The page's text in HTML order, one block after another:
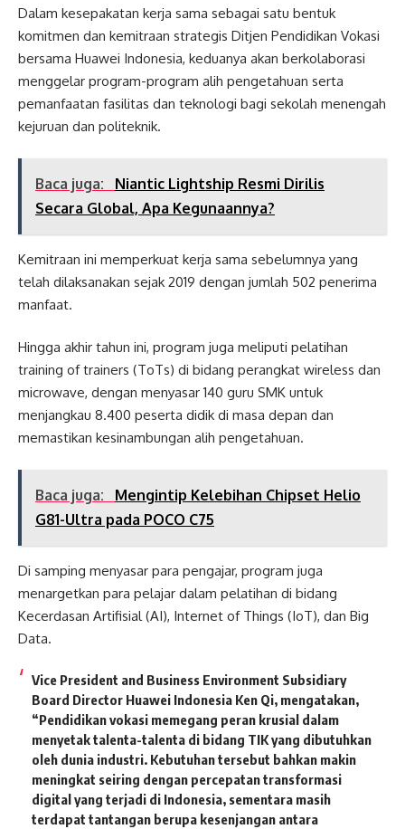
Dalam kesepakatan kerja sama sebagai satu bentuk
komitmen dan kemitraan strategis Ditjen Pendidikan Vokasi
bersama Huawei Indonesia, keduanya akan berkolaborasi
menggelar program-program alih pengetahuan serta
pemanfaatan fasilitas dan teknologi bagi sekolah menengah
kejuruan dan politeknik.
Baca juga:
Niantic Lightship Resmi Dirilis
Secara Global, Apa Kegunaannya?
Kemitraan ini memperkuat kerja sama sebelumnya yang
telah dilaksanakan sejak 2019 dengan jumlah 502 penerima
manfaat.
Hingga akhir tahun ini, program juga meliputi pelatihan
training of trainers (ToTs) di bidang perangkat wireless dan
microwave, dengan menyasar 140 guru SMK untuk
menjangkau 8.400 peserta didik di masa depan dan
memastikan kesinambungan alih pengetahuan.
Baca juga:
Mengintip Kelebihan Chipset Helio
G81-Ultra pada POCO C75
Di samping menyasar para pengajar, program juga
menargetkan para pelajar dalam pelatihan di bidang
Kecerdasan Artifisial (AI), Internet of Things (IoT), dan Big
Data.
Vice President and Business Environment Subsidiary
Board Director Huawei Indonesia Ken Qi, mengatakan,
“Pendidikan vokasi memegang peran krusial dalam
menyetak talenta-talenta di bidang TIK yang dibutuhkan
oleh dunia industri. Kebutuhan tersebut bahkan makin
meningkat seiring dengan percepatan transformasi
digital yang terjadi di Indonesia, sementara masih
terdapat tantangan berupa kesenjangan antara